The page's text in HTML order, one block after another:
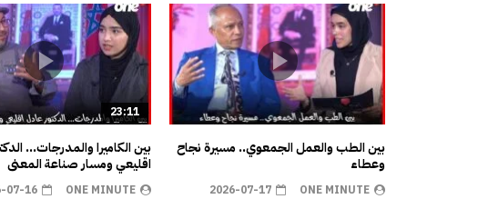
بين الطب والعمل الجمعوي.. مسيرة نجاح
وعطاء
ONE MINUTE
2026-07-17
23:11
بين الكاميرا والمدرجات…
اقليعي ومسار صناعة المعنى
ONE MINUTE
07-16